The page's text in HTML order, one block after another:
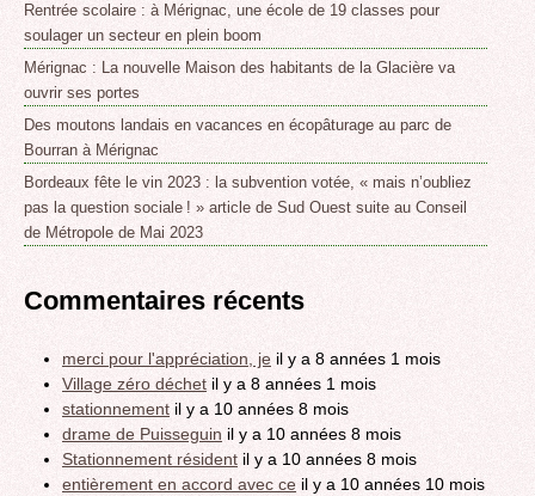
Rentrée scolaire : à Mérignac, une école de 19 classes pour
soulager un secteur en plein boom
Mérignac : La nouvelle Maison des habitants de la Glacière va
ouvrir ses portes
Des moutons landais en vacances en écopâturage au parc de
Bourran à Mérignac
Bordeaux fête le vin 2023 : la subvention votée, « mais n’oubliez
pas la question sociale ! » article de Sud Ouest suite au Conseil
de Métropole de Mai 2023
Commentaires récents
merci pour l'appréciation, je il y a 8 années 1 mois
Village zéro déchet il y a 8 années 1 mois
stationnement il y a 10 années 8 mois
drame de Puisseguin il y a 10 années 8 mois
Stationnement résident il y a 10 années 8 mois
entièrement en accord avec ce il y a 10 années 10 mois